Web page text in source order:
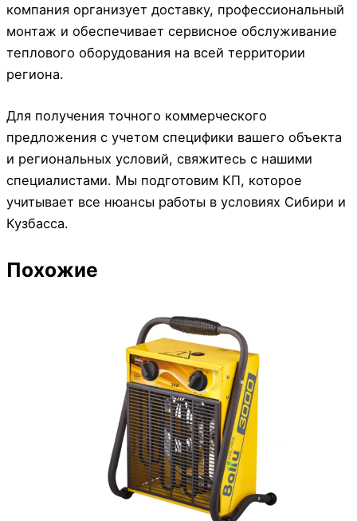
компания организует доставку, профессиональный
монтаж и обеспечивает сервисное обслуживание
теплового оборудования на всей территории
региона.
Для получения точного коммерческого
предложения с учетом специфики вашего объекта
и региональных условий, свяжитесь с нашими
специалистами. Мы подготовим КП, которое
учитывает все нюансы работы в условиях Сибири и
Кузбасса.
Похожие